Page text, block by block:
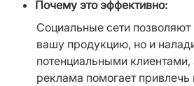
Почему это эффективно:
Социальные сети позволяют
вашу продукцию, но и
потенциальными клиентами,
реклама помогает